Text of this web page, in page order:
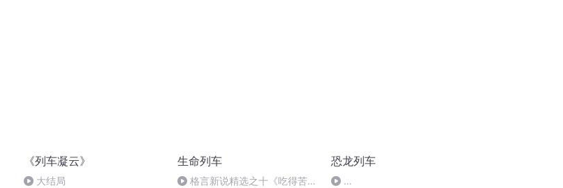
《列车凝云》
大结局
生命列车
格言新说精选之十《吃得苦中
恐龙列车